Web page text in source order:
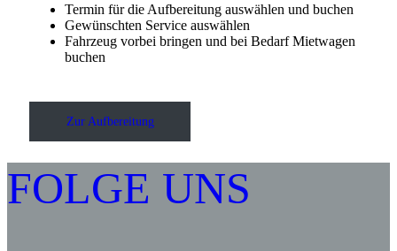
Termin für die Aufbereitung auswählen und buchen
Gewünschten Service auswählen
Fahrzeug vorbei bringen und bei Bedarf Mietwagen
buchen
Zur Aufbereitung
FOLGE UNS